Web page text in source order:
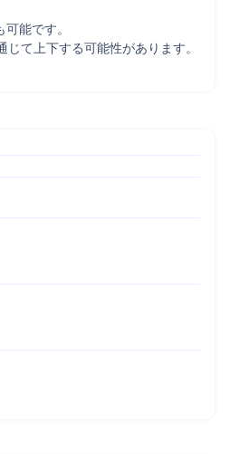
能です。
て上下する可能性があります。